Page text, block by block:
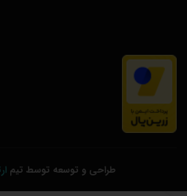
طراحی و توسعه توسط تیم